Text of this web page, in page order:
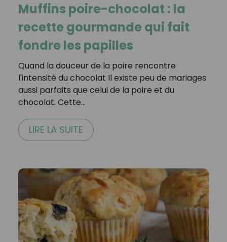
Muffins poire-chocolat : la
recette gourmande qui fait
fondre les papilles
Quand la douceur de la poire rencontre
l'intensité du chocolat Il existe peu de mariages
aussi parfaits que celui de la poire et du
chocolat. Cette…
LIRE LA SUITE